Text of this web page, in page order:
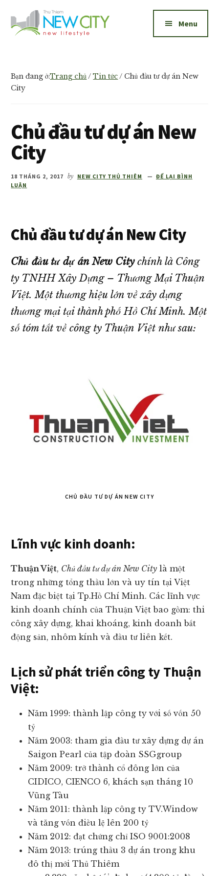
main
footer
Additional
menu
Thủ
Thiêm
cho
thuê
New
City
Thủ
1,2,3
tốt
thị
trường!
Menu
Bạn đang ở:Trang chủ/ Tin tức/ Chủ đầu tư dự án New
City
Chủ đầu tư dự án New
City
18 THÁNG 2, 2017 by NEW CITY THỦ THIÊM
ĐỂ LẠI BÌNH
LUẬN
Chủ đầu tư dự án New City
Chủ đầu tư dự án New Citychính là Công
ty TNHH Xây Dựng – Thương Mại Thuận
Việt. Một thương hiệu lớn về xây dựng
thương mại tại thành phố Hồ Chí Minh. Một
số tóm tắt về công ty Thuận Việt như sau:
CHỦ ĐẦU TƯ DỰ ÁN NEW CITY
Lĩnh vực kinh doanh:
Thuận Việt, Chủ đầu tư dự án New City là một
trong những tổng thầu lớn và uy tín tại Việt
Nam đặc biệt tại Tp.Hồ Chí Minh. Các lĩnh vực
kinh doanh chính của Thuận Việt bao gồm: thi
công xây dựng, khai khoáng, kinh doanh bất
động sản, nhôm kính và đầu tư liên kết.
Lịch sử phát triển công ty Thuận
Việt:
Năm 1999: thành lập công ty với số vốn 50
tỷ
Năm 2003: tham gia đầu tư xây dựng dự án
Saigon Pearl của tập đoàn SSGgroup
Năm 2009: trở thành cổ đông lớn của
CIDICO, CIENCO 6, khách sạn tháng 10
Vũng Tàu
Năm 2011: thành lập công ty TV.Window
và tăng vốn điều lệ lên 200 tỷ
Năm 2012: đạt chứng chỉ ISO 9001:2008
Năm 2013: trúng thầu 3 dự án trong khu
đô thị mới Thủ Thiêm